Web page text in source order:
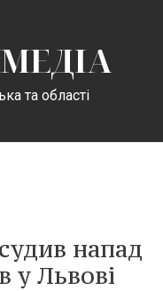
МЕДІА
та області
напад
у Львові